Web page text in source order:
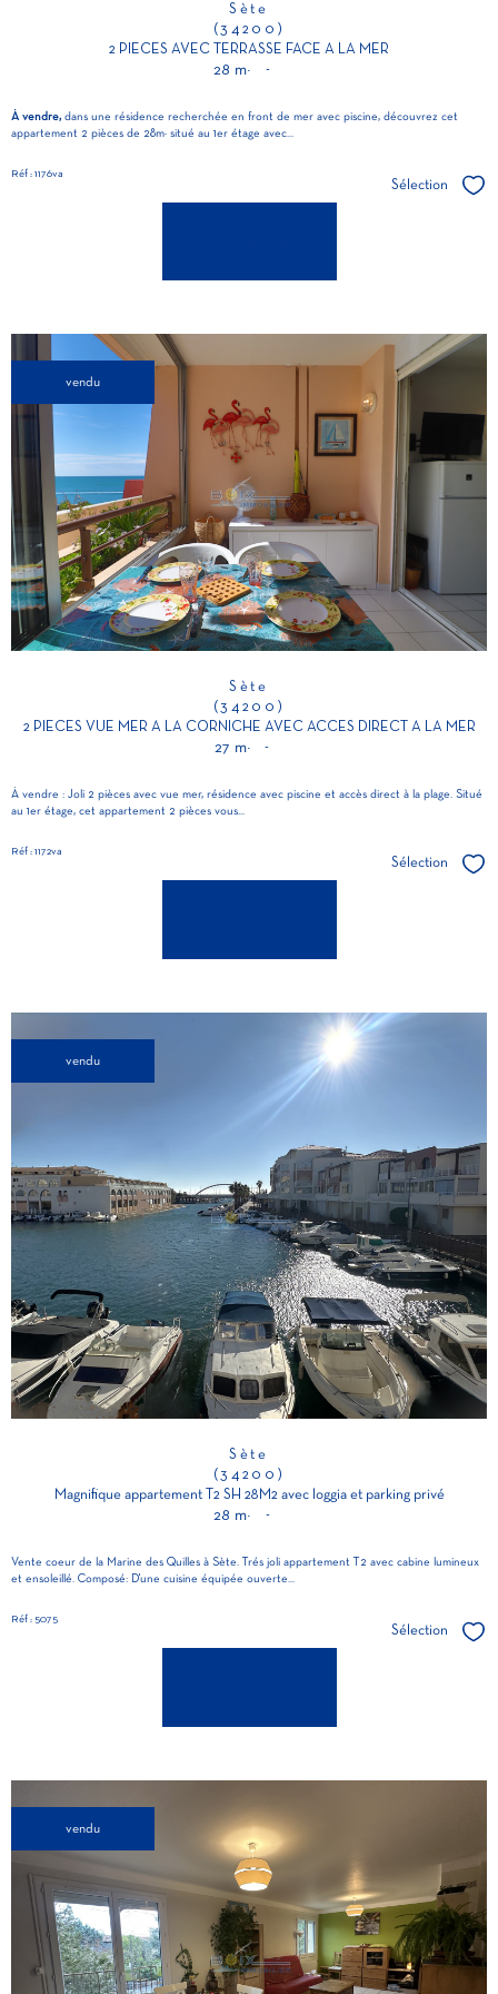
Sète
(34200)
2 PIECES AVEC TERRASSE FACE A LA MER
28 m² -
À vendre, dans une résidence recherchée en front de mer avec piscine, découvrez cet
appartement 2 pièces de 28m² situé au 1er étage avec...
Réf : 1176va
Sélection
vendu
Sète
(34200)
2 PIECES VUE MER A LA CORNICHE AVEC ACCES DIRECT A LA MER
27 m² -
À vendre : Joli 2 pièces avec vue mer, résidence avec piscine et accès direct à la plage. Situé
au 1er étage, cet appartement 2 pièces vous...
Réf : 1172va
Sélection
vendu
Sète
(34200)
Magnifique appartement T2 SH 28M2 avec loggia et parking privé
28 m² -
Vente coeur de la Marine des Quilles à Sète. Trés joli appartement T2 avec cabine lumineux
et ensoleillé. Composé: D'une cuisine équipée ouverte...
Réf : 5075
Sélection
vendu